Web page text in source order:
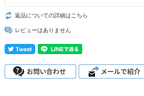
返品についての詳細はこちら
レビューはありません